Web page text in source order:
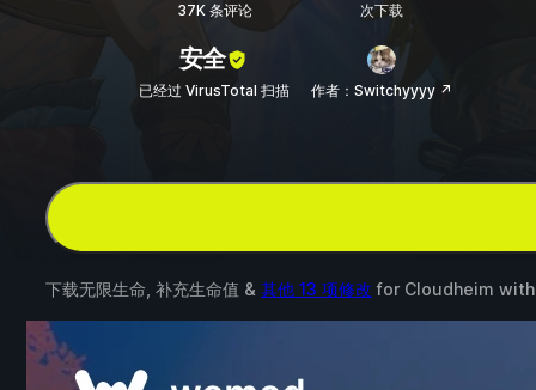
37K 条评论 次下载
安全
已经过 VirusTotal 扫描 作者：Switchyyyy ↗
下载无限生命, 补充生命值 & 其他 13 项修改 for Cloudheim